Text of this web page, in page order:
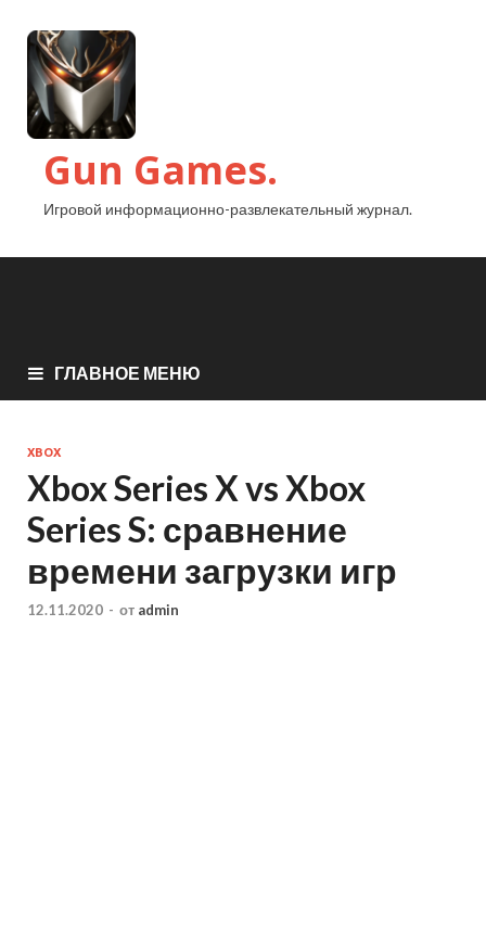
Gun Games.
Игровой информационно-развлекательный журнал.
ГЛАВНОЕ МЕНЮ
XBOX
Xbox Series X vs Xbox
Series S: сравнение
времени загрузки игр
12.11.2020 - от admin